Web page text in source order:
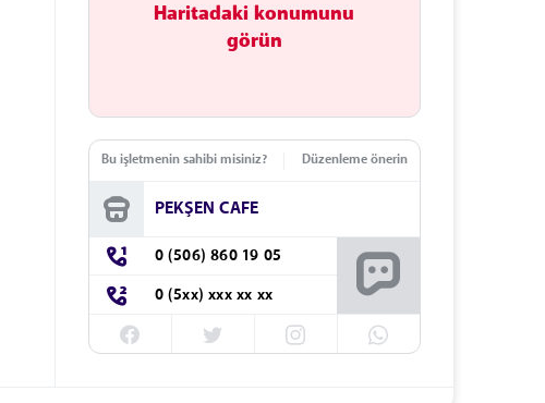
Haritadaki konumunu
görün
Bu işletmenin sahibi misiniz? Düzenleme önerin
PEKŞEN CAFE
0 (506) 860 19 05
0 (5xx) xxx xx xx